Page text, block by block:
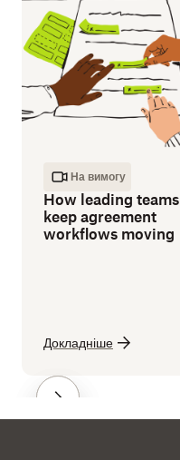
На вимогу
How leading teams
keep agreement
workflows moving
Докладніше